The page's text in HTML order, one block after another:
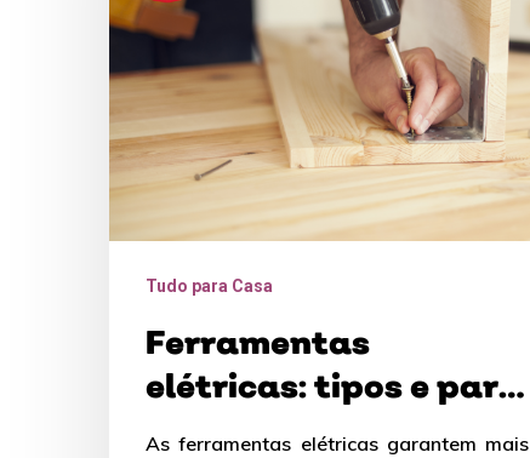
para
Tudo para Casa
Ferramentas
elétricas: tipos e para
que servem
As ferramentas elétricas garantem mais